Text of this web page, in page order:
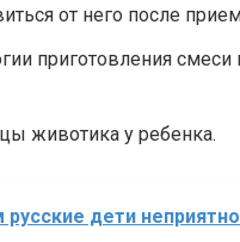
от него после
приготовления
животика у ребенка.
русские дети